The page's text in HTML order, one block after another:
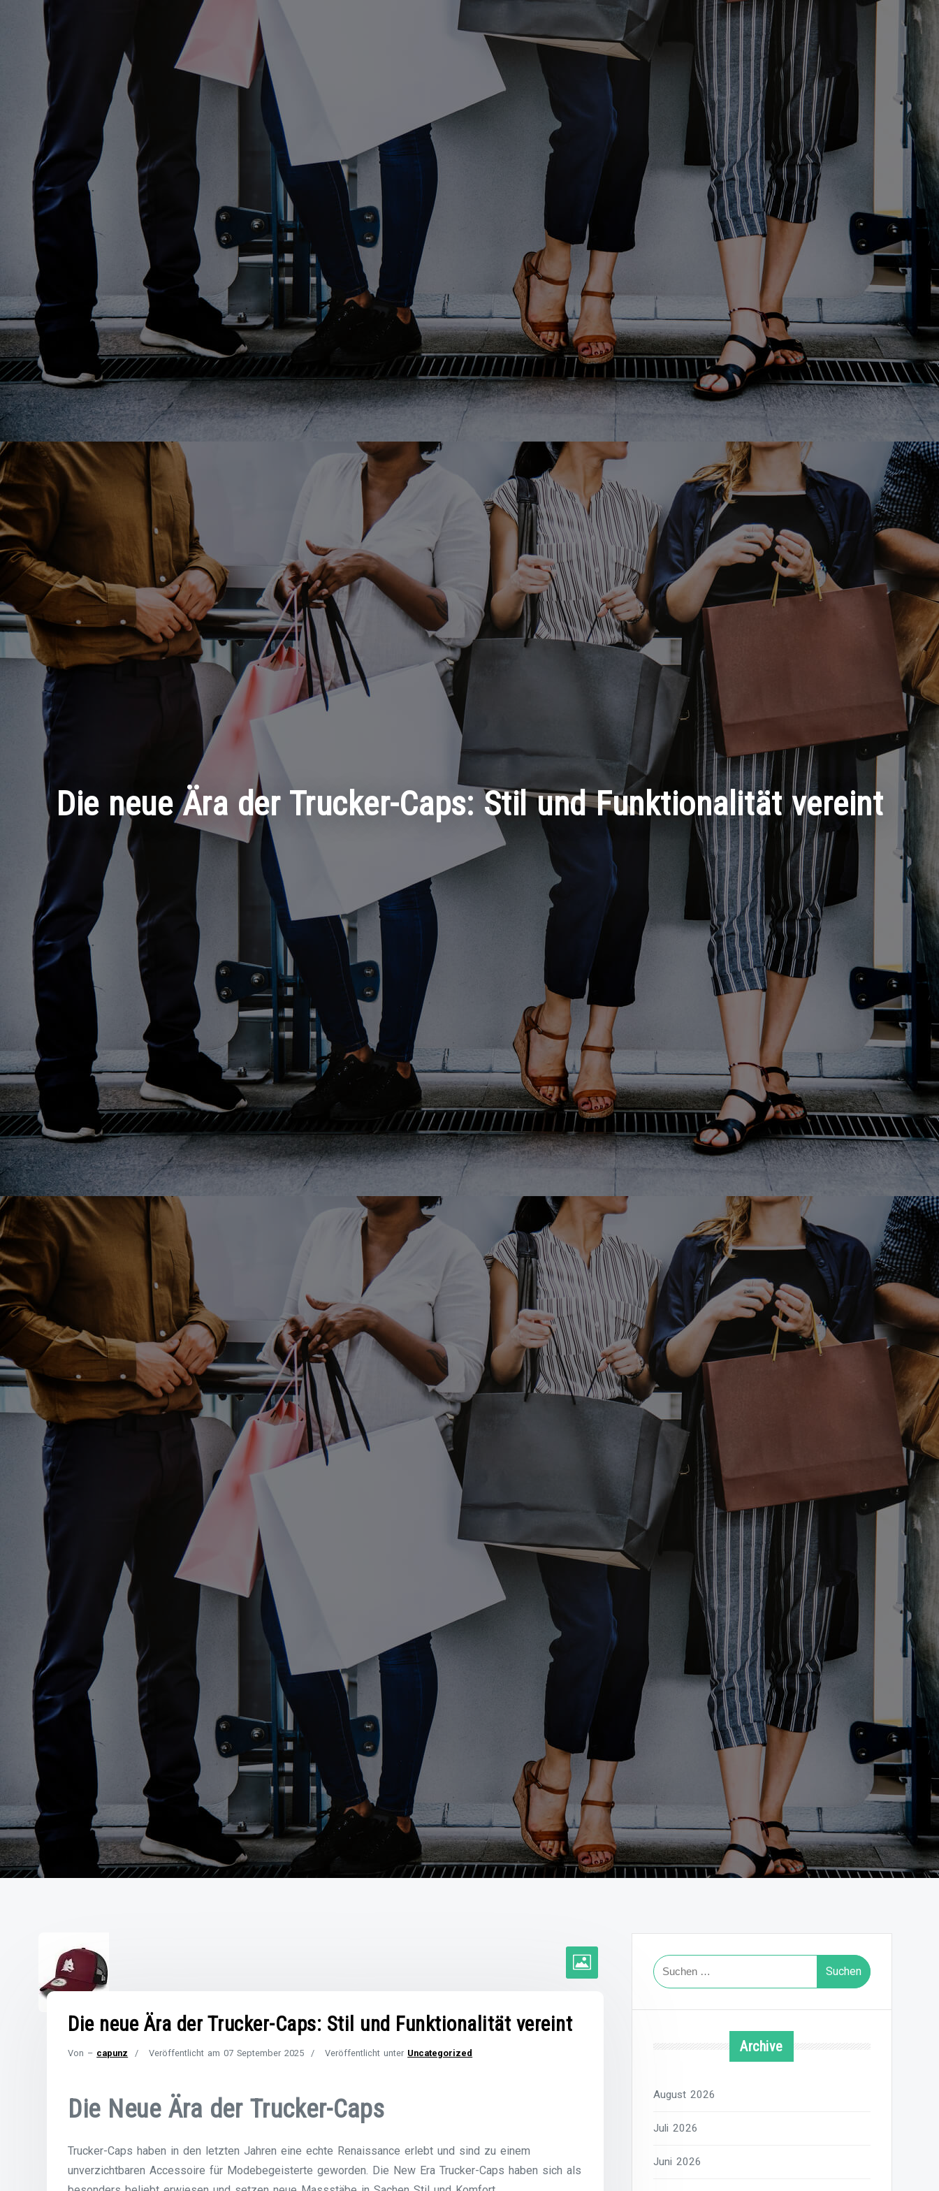
Die neue Ära der Trucker-Caps: Stil und Funktionalität vereint
Die neue Ära der Trucker-Caps: Stil und Funktionalität vereint
Von – capunz Veröffentlicht am07 September 2025 Veröffentlicht unter Uncategorized
Die Neue Ära der Trucker-Caps
Trucker-Caps haben in den letzten Jahren eine echte Renaissance erlebt und sind zu einem
unverzichtbaren Accessoire für Modebegeisterte geworden. Die New Era Trucker-Caps haben sich als
Suchen
nach:
Archive
August 2026
Juli 2026
Juni 2026